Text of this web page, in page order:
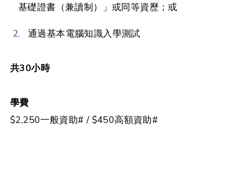
基礎證書（兼讀制）」或同等資歷；或
通過基本電腦知識入學測試
共30小時
學費
$2,250一般資助# / $450高額資助#